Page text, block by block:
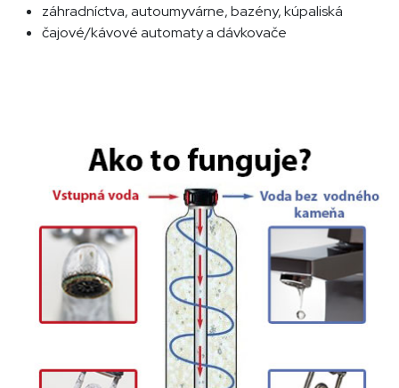
záhradníctva, autoumyvárne, bazény, kúpaliská
čajové/kávové automaty a dávkovače